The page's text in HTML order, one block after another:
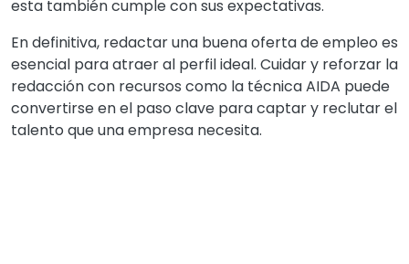
esta también cumple con sus expectativas.
En definitiva, redactar una buena oferta de empleo es
esencial para atraer al perfil ideal. Cuidar y reforzar la
redacción con recursos como la técnica AIDA puede
convertirse en el paso clave para captar y reclutar el
talento que una empresa necesita.